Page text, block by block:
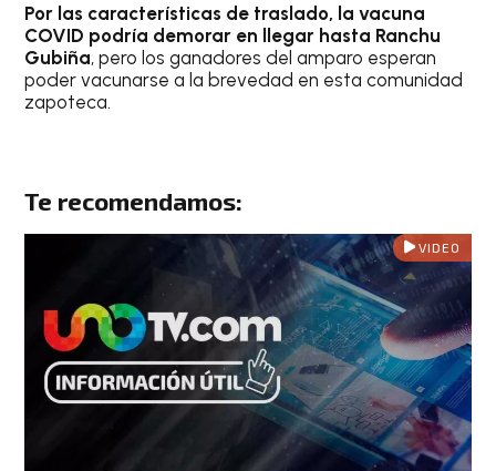
Por las características de traslado, la vacuna
COVID podría demorar en llegar hasta Ranchu
Gubiña, pero los ganadores del amparo esperan
poder vacunarse a la brevedad en esta comunidad
zapoteca.
Te recomendamos:
VIDEO